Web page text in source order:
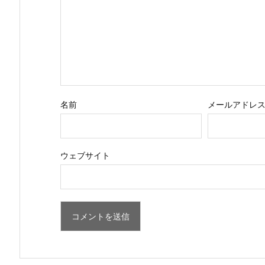
名前 メールアドレス
ウェブサイト